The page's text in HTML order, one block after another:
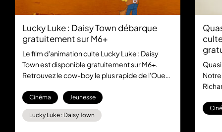
Lucky Luke : Daisy Town débarque
gratuitement sur M6+
Le film d'animation culte Lucky Luke : Daisy
Town est disponible gratuitement sur M6+.
Retrouvez le cow-boy le plus rapide de l'Ouest
abonnement.
Cinéma Jeunesse
Lucky Luke : Daisy Town